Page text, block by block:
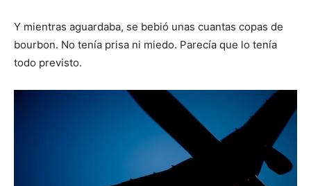
Y mientras aguardaba, se bebió unas cuantas copas de
bourbon. No tenía prisa ni miedo. Parecía que lo tenía
todo previsto.